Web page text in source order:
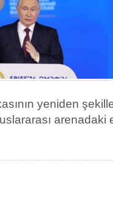
yeniden
arenadaki